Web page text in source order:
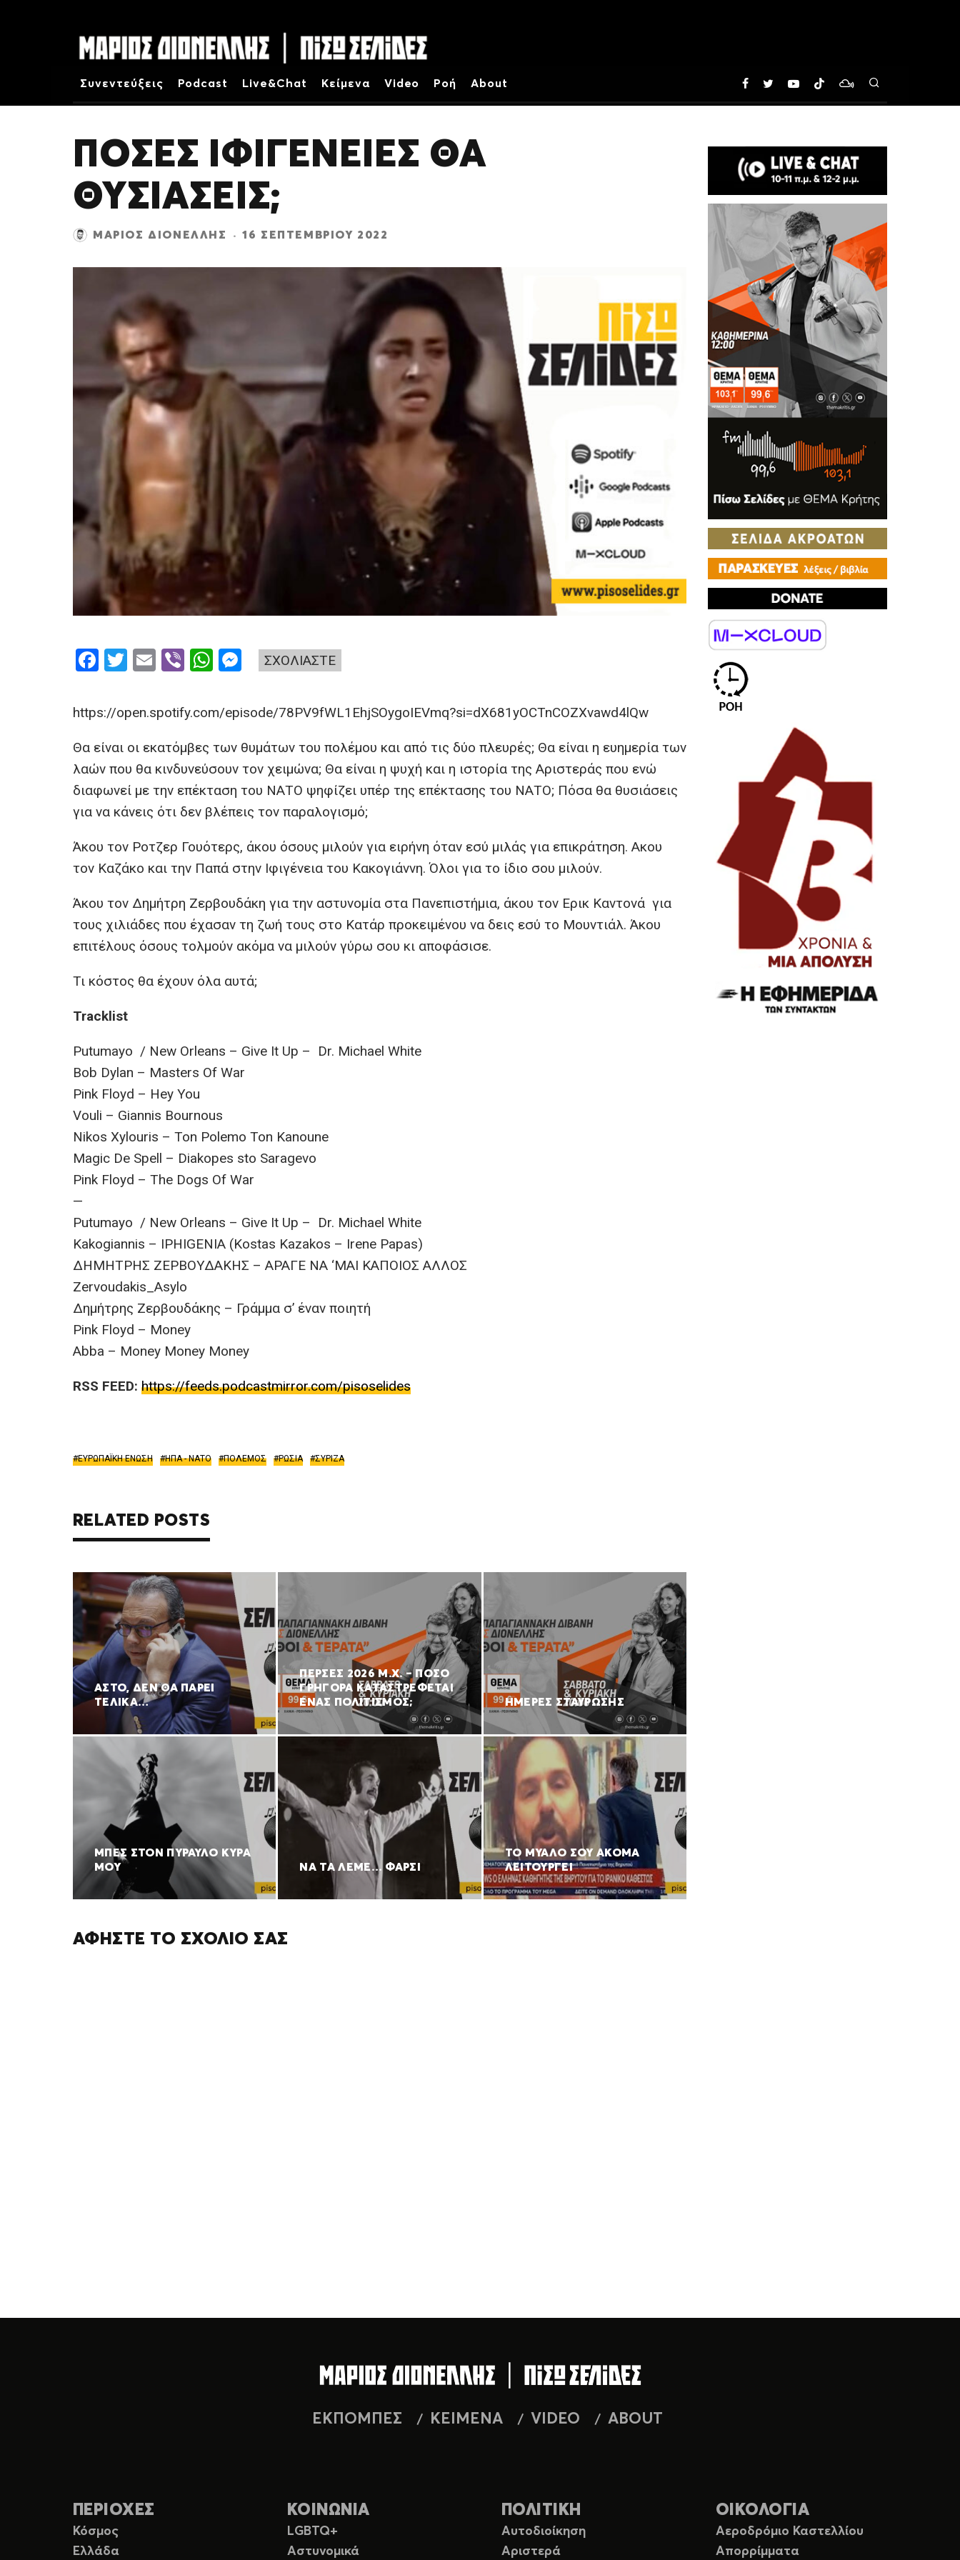
Συνεντεύξεις Podcast Live&Chat Κείμενα Video Ροή About
ΠΟΣΕΣ ΙΦΙΓΕΝΕΙΕΣ ΘΑ
ΘΥΣΙΑΣΕΙΣ;
ΜΆΡΙΟΣ ΔΙΟΝΈΛΛΗΣ · 16 ΣΕΠΤΕΜΒΡΊΟΥ 2022
ΣΧΟΛΙΑΣΤΕ
F
ce
o
o
k
T
tt
E
ail
Vi
er
W
at
A
p
p
se
g
er
https://open.spotify.com/episode/78PV9fWL1EhjSOygoIEVmq?si=dX681yOCTnCOZXvawd4lQw
Θα είναι οι εκατόμβες των θυμάτων του πολέμου και από τις δύο πλευρές; Θα είναι η ευημερία των
λαών που θα κινδυνεύσουν τον χειμώνα; Θα είναι η ψυχή και η ιστορία της Αριστεράς που ενώ
διαφωνεί με την επέκταση του ΝΑΤΟ ψηφίζει υπέρ της επέκτασης του ΝΑΤΟ; Πόσα θα θυσιάσεις
για να κάνεις ότι δεν βλέπεις τον παραλογισμό;
Άκου τον Ροτζερ Γουότερς, άκου όσους μιλούν για ειρήνη όταν εσύ μιλάς για επικράτηση. Ακου
τον Καζάκο και την Παπά στην Ιφιγένεια του Κακογιάννη. Όλοι για το ίδιο σου μιλούν.
Άκου τον Δημήτρη Ζερβουδάκη για την αστυνομία στα Πανεπιστήμια, άκου τον Ερικ Καντονά για
τους χιλιάδες που έχασαν τη ζωή τους στο Κατάρ προκειμένου να δεις εσύ το Μουντιάλ. Άκου
επιτέλους όσους τολμούν ακόμα να μιλούν γύρω σου κι αποφάσισε.
Τι κόστος θα έχουν όλα αυτά;
Tracklist
Putumayo / New Orleans – Give It Up – Dr. Michael White
Bob Dylan – Masters Of War
Pink Floyd – Hey You
Vouli – Giannis Bournous
Nikos Xylouris – Ton Polemo Ton Kanoune
Magic De Spell – Diakopes sto Saragevo
Pink Floyd – The Dogs Of War
—
Putumayo / New Orleans – Give It Up – Dr. Michael White
Kakogiannis – IPHIGENIA (Kostas Kazakos – Irene Papas)
ΔΗΜΗΤΡΗΣ ΖΕΡΒΟΥΔΑΚΗΣ – ΑΡΑΓΕ ΝΑ ‘ΜΑΙ ΚΑΠΟΙΟΣ ΑΛΛΟΣ
Zervoudakis_Asylo
Δημήτρης Ζερβουδάκης – Γράμμα σ’ έναν ποιητή
Pink Floyd – Money
Abba – Money Money Money
RSS FEED: https://feeds.podcastmirror.com/pisoselides
ΕΥΡΩΠΑΪΚΗ ΕΝΩΣΗ ΗΠΑ - ΝΑΤΟ ΠΟΛΕΜΟΣ ΡΩΣΙΑ ΣΥΡΙΖΑ
RELATED POSTS
ΑΣΤΟ, ΔΕΝ ΘΑ ΠΑΡΕΙ
ΤΕΛΙΚΑ…
ΠΕΡΣΕΣ 2026 Μ.Χ. – ΠΟΣΟ
ΓΡΗΓΟΡΑ ΚΑΤΑΣΤΡΕΦΕΤΑΙ
ΕΝΑΣ ΠΟΛΙΤΙΣΜΟΣ;
ΗΜΕΡΕΣ ΣΤΑΥΡΩΣΗΣ
ΜΠΕΣ ΣΤΟΝ ΠΥΡΑΥΛΟ ΚΥΡΑ
ΜΟΥ
ΝΑ ΤΑ ΛΕΜΕ… ΦΑΡΣΙ
ΤΟ ΜΥΑΛΟ ΣΟΥ ΑΚΟΜΑ
ΛΕΙΤΟΥΡΓΕΙ
ΑΦΉΣΤΕ ΤΟ ΣΧΌΛΙΌ ΣΑΣ
ΕΚΠΟΜΠΕΣ ΚΕΙΜΕΝΑ VIDEO ABOUT
ΠΕΡΙΟΧΕΣ
Κόσμος
Ελλάδα
ΚΟΙΝΩΝΙΑ
LGBTQ+
Αστυνομικά
ΠΟΛΙΤΙΚΗ
Αυτοδιοίκηση
Αριστερά
ΟΙΚΟΛΟΓΙΑ
Αεροδρόμιο Καστελλίου
Απορρίμματα